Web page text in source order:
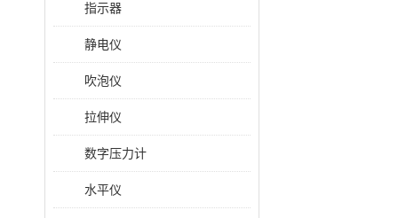
指示器
静电仪
吹泡仪
拉伸仪
数字压力计
水平仪